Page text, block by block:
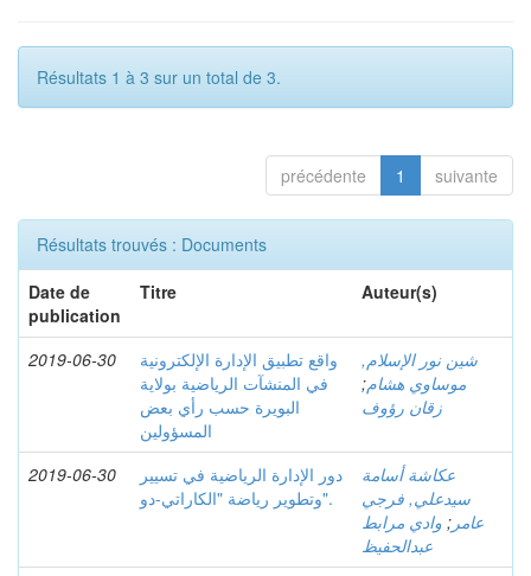
Résultats 1 à 3 sur un total de 3.
précédente 1 suivante
Résultats trouvés : Documents
Date de
publication
Titre Auteur(s)
2019-06-30
واقع تطبيق الإدارة الإلكترونية
في المنشآت الرياضية بولاية
البويرة حسب رأي بعض
المسؤولين
شين نور الإسلام,
موساوي هشام;
زقان رؤوف
2019-06-30
دور الإدارة الرياضية في تسيير
وتطوير رياضة "الكاراتي-دو".
عكاشة أسامة
سيدعلي, فرجي
عامر ; وادي مرابط
عبدالحفيظ